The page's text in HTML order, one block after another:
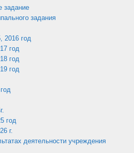
задание
задания
2016 год
год
год
год
год
г.
деятельности учреждения